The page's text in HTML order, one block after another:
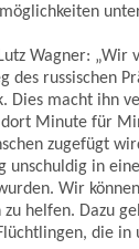
Wagner: „Wir
des russischen
Dies macht ihn
dort Minute für
zugefügt
unschuldig in
Wir
helfen. Dazu
die in